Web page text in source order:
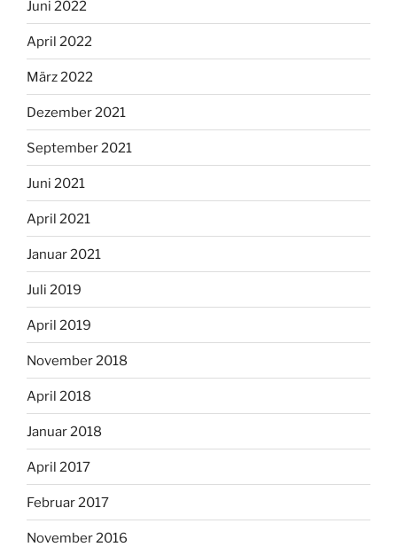
Juni 2022
April 2022
März 2022
Dezember 2021
September 2021
Juni 2021
April 2021
Januar 2021
Juli 2019
April 2019
November 2018
April 2018
Januar 2018
April 2017
Februar 2017
November 2016